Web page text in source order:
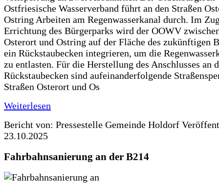
Ostfriesische Wasserverband führt an den Straßen
Ostring Arbeiten am Regenwasserkanal durch. Im
Errichtung des Bürgerparks wird der OOWV
Osterort und Ostring auf der Fläche des zukünftigen
ein Rückstaubecken integrieren, um die
zu entlasten. Für die Herstellung des Anschlusses an
Rückstaubecken sind aufeinanderfolgende
Straßen Osterort und Os
Weiterlesen
Bericht von: Pressestelle Gemeinde Holdorf
23.10.2025
Fahrbahnsanierung an der B214